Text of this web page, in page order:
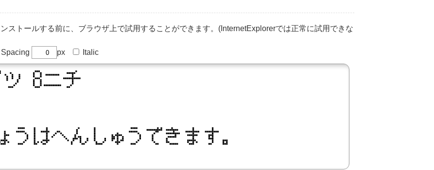
ストールする前に、ブラウザ上で試用することができます。(InternetExplorerでは正常に試用できな
px Italic